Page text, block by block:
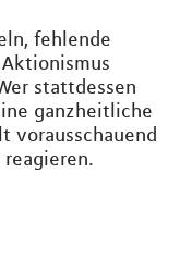
fehlende
stattdessen
ganzheitliche
vorausschauend